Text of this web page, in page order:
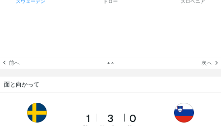
スウェーデン ドロー スロベニア
前へ 次へ
面と向かって
1 3 0